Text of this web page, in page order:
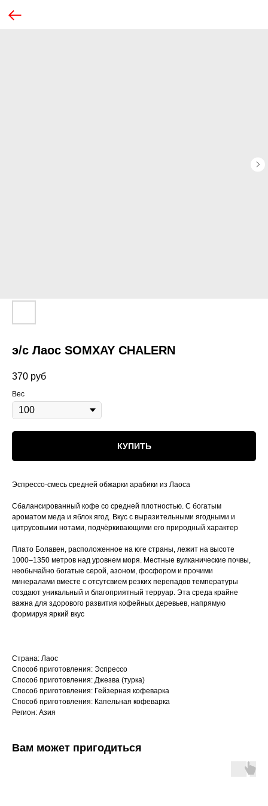
э/с Лаос SOMXAY CHALERN
370 руб
Вес
КУПИТЬ
Эспрессо-смесь средней обжарки арабики из Лаоса
Сбалансированный кофе со средней плотностью. С богатым
ароматом меда и яблок ягод. Вкус с выразительными ягодными и
цитрусовыми нотами, подчёркивающими его природный характер
Плато Болавен, расположенное на юге страны, лежит на высоте
1000–1350 метров над уровнем моря. Местные вулканические почвы,
необычайно богатые серой, азоном, фосфором и прочими
минералами вместе с отсутсвием резких перепадов температуры
создают уникальный и благоприятный терруар. Эта среда крайне
важна для здорового развития кофейных деревьев, напрямую
формируя яркий вкус
Страна: Лаос
Способ приготовления: Эспрессо
Способ приготовления: Джезва (турка)
Способ приготовления: Гейзерная кофеварка
Способ приготовления: Капельная кофеварка
Регион: Азия
Вам может пригодиться